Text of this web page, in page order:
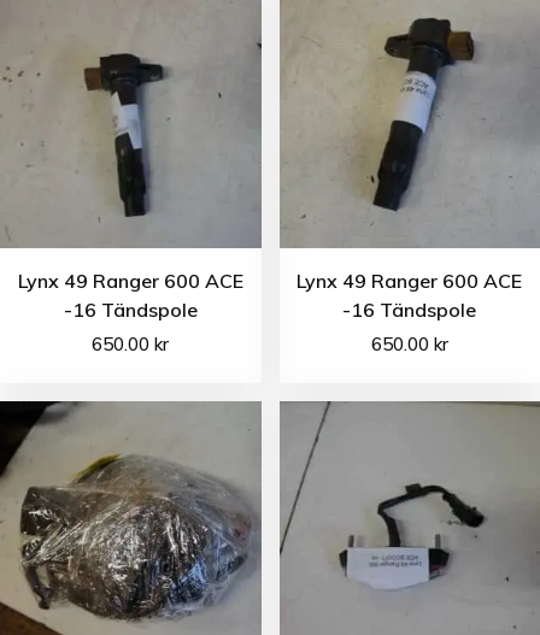
Lynx 49 Ranger 600 ACE
-16 Tändspole
650.00kr
Lynx 49 Ranger 600 ACE
-16 Tändspole
650.00 kr